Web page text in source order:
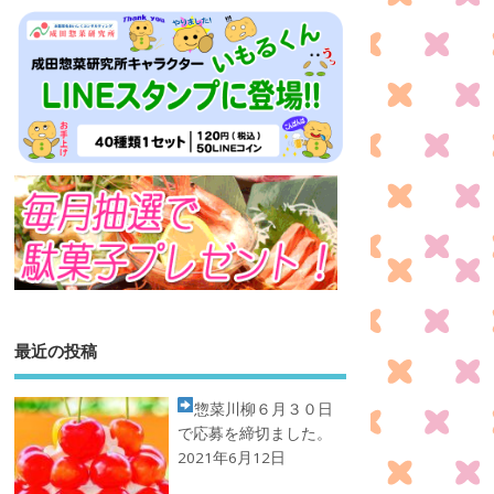
最近の投稿
惣菜川柳 ６月３０日
で応募を締切ました。
2021年6月12日